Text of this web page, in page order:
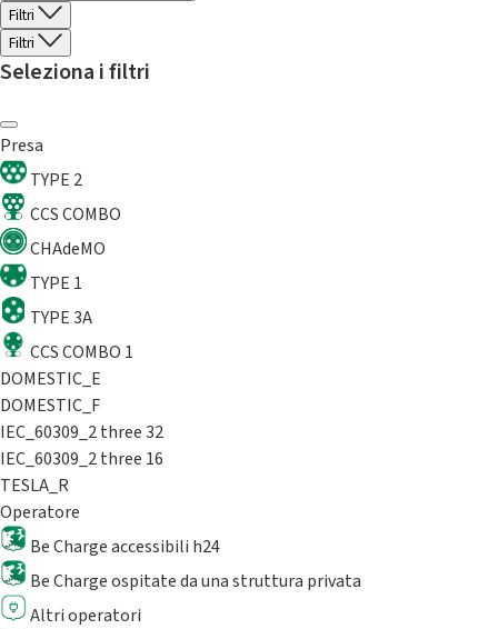
Filtri
Filtri
Seleziona i filtri
Presa
TYPE 2
CCS COMBO
CHAdeMO
TYPE 1
TYPE 3A
CCS COMBO 1
DOMESTIC_E
DOMESTIC_F
IEC_60309_2 three 32
IEC_60309_2 three 16
TESLA_R
Operatore
Be Charge accessibili h24
Be Charge ospitate da una struttura privata
Altri operatori